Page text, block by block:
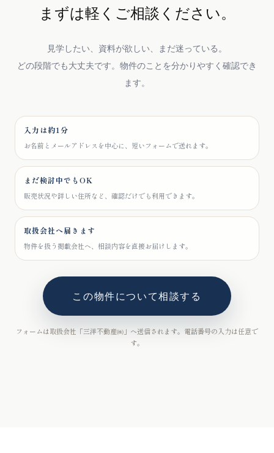
まずは軽くご相談ください。
見学したい、資料が欲しい、まだ迷っている。
どの段階でも大丈夫です。物件のことを分かりやすく確認でき
ます。
入力は約1分
お名前とメールアドレスを中心に、短いフォームで送れます。
まだ検討中でもOK
販売状況や詳しい住所など、確認だけでも利用できます。
取扱会社へ届きます
物件を扱う掲載会社へ、相談内容を直接お届けします。
この物件について相談する
フォームは取扱会社「三洋不動産㈱」へ送信されます。電話番号の入力は任意で
す。